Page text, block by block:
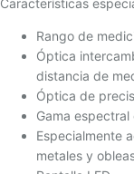
Características
Rango de
Óptica
distancia de
Óptica de
Gama
Especialmente
metales y